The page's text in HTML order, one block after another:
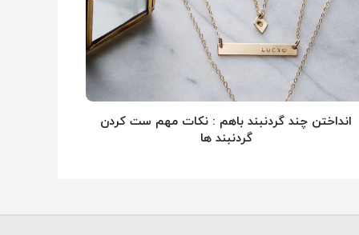
انداختن چند گردنبند باهم : نکات مهم ست کردن
گردنبند ها